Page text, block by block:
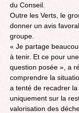
du Conseil.
Outre les Verts, le
donner un avis
groupe.
« Je partage
à tenir. Et ce pour
question posée », a
comprendre la
a tenté de recadrer
uniquement sur la
valorisation des